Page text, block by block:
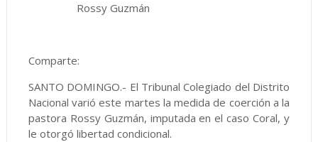
Rossy Guzmán
Comparte:
SANTO DOMINGO.- El Tribunal Colegiado del Distrito
Nacional varió este martes la medida de coerción a la
pastora Rossy Guzmán, imputada en el caso Coral, y
le otorgó libertad condicional.